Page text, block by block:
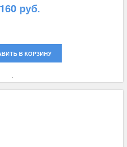
руб.
В КОРЗИНУ